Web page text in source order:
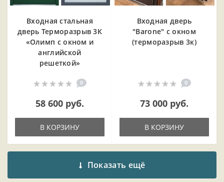
Входная cтальная
дверь Терморазрыв 3К
«Олимп с окном и
английской
решеткой»
0
58 600 руб.
В КОРЗИНУ
Входная дверь
"Barone" с окном
(терморазрыв 3к)
0
73 000 руб.
В КОРЗИНУ
Показать ещё